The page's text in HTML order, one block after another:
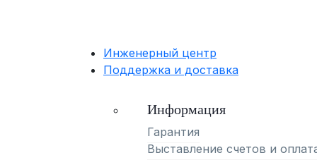
Инженерный центр
Поддержка и доставка
Информация
Гарантия
Выставление счетов и